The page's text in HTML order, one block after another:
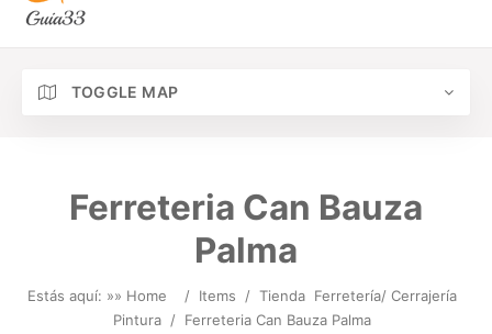
TOGGLE MAP
Ferreteria Can Bauza
Palma
Estás aquí: »» Home / Items / Tienda Ferretería/ Cerrajería
Pintura / Ferreteria Can Bauza Palma